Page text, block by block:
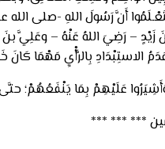
أَنَّ رَسُولَ اللهِ -صلى
– رَضِيَ اللهُ عَنْهُ – وعَلِيَّ
الاستِبْدَادِ بِالرَّأْيِ مَهْمَا
وَأَشِيَرُوا عَلَيْهِمْ بِمَا
*** *** ***